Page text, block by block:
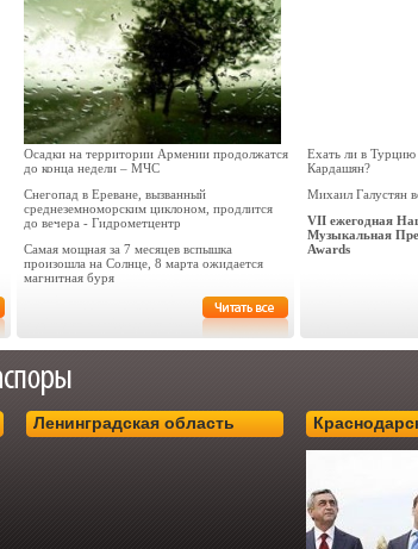
Осадки на территории Армении продолжатся
до конца недели – МЧС
Снегопад в Ереване, вызванный
среднеземноморским циклоном, продлится
до вечера - Гидрометцентр
Самая мощная за 7 месяцев вспышка
произошла на Солнце, 8 марта ожидается
магнитная буря
Ехать ли в
Кардашян?
Михаил Галустян
VII ежегодная
Музыкальная
Awards
Ленинградская область